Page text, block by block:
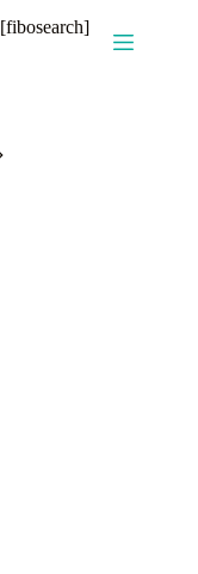
[fibosearch]